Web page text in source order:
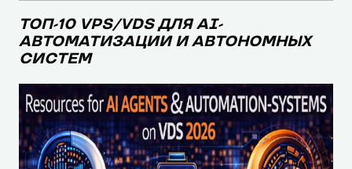
ТОП-10 VPS/VDS ДЛЯ AI-
АВТОМАТИЗАЦИИ И АВТОНОМНЫХ
СИСТЕМ